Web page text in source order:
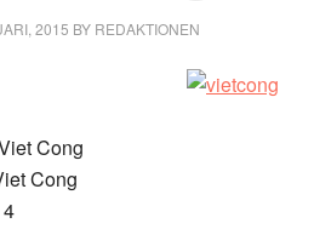
2015 BY REDAKTIONEN
Cong
Cong